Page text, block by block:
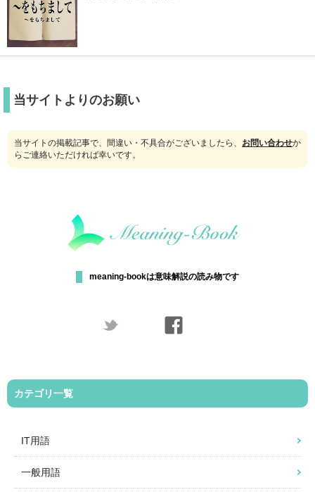
当サイトよりのお願い
当サイトの掲載記事で、間違い・不具合がございましたら、 お問い合わせか
らご連絡いただければ幸いです。
meaning-bookは意味解説の読み物です
カテゴリ一覧
IT用語
一般用語